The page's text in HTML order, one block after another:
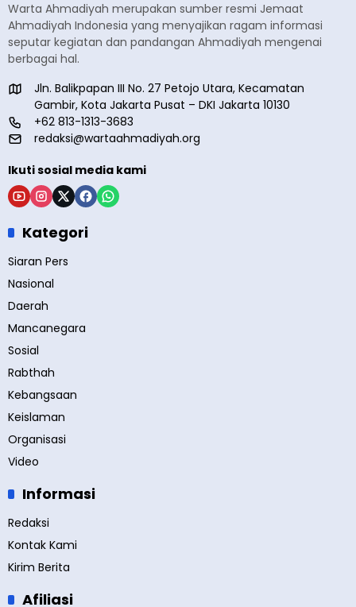
Warta Ahmadiyah merupakan sumber resmi Jemaat
Ahmadiyah Indonesia yang menyajikan ragam informasi
seputar kegiatan dan pandangan Ahmadiyah mengenai
berbagai hal.
Jln. Balikpapan III No. 27 Petojo Utara, Kecamatan
Gambir, Kota Jakarta Pusat – DKI Jakarta 10130
+62 813-1313-3683
redaksi@wartaahmadiyah.org
Ikuti sosial media kami
Kategori
Siaran Pers
Nasional
Daerah
Mancanegara
Sosial
Rabthah
Kebangsaan
Keislaman
Organisasi
Video
Informasi
Redaksi
Kontak Kami
Kirim Berita
Afiliasi